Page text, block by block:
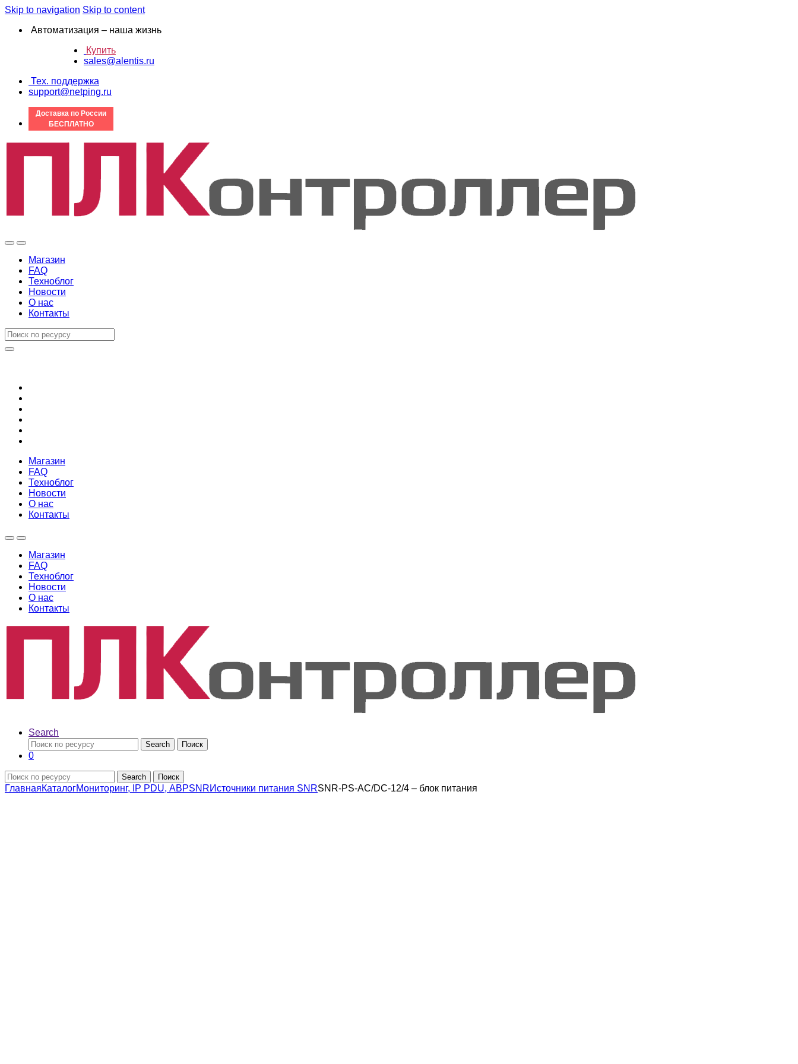
Skip to navigation Skip to content
Автоматизация – наша жизнь
Купить
sales@alentis.ru
Тех. поддержка
support@netping.ru
Доставка по России
БЕСПЛАТНО
Магазин
FAQ
Техноблог
Новости
О нас
Контакты
Магазин
FAQ
Техноблог
Новости
О нас
Контакты
Магазин
FAQ
Техноблог
Новости
О нас
Контакты
Search
Search Поиск
0
Search Поиск
ГлавнаяКаталогМониторинг, IP PDU, АВРSNRИсточники питания SNRSNR-PS-AC/DC-12/4 – блок питания